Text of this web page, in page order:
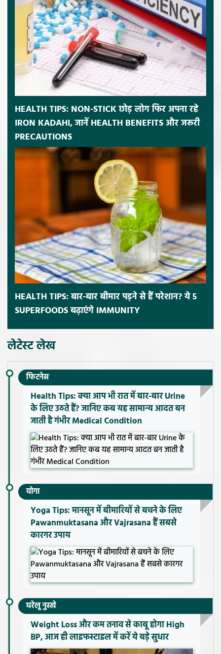
HEALTH TIPS: NON-STICK छोड़ लोग फिर अपना रहे
IRON KADAHI, जानें HEALTH BENEFITS और जरूरी
PRECAUTIONS
HEALTH TIPS: बार-बार बीमार पड़ने से हैं परेशान? ये 5
SUPERFOODS बढ़ाएंगे IMMUNITY
लेटेस्ट लेख
फिटनेस
Health Tips: क्या आप भी रात में बार-बार Urine
के लिए उठते हैं? जानिए कब यह सामान्य आदत बन
जाती है गंभीर Medical Condition
योगा
Yoga Tips: मानसून में बीमारियों से बचने के लिए
Pawanmuktasana और Vajrasana हैं सबसे
कारगर उपाय
घरेलू नुस्खे
Weight Loss और कम तनाव से काबू होगा High
BP, आज ही लाइफस्टाइल में करें ये बड़े सुधार